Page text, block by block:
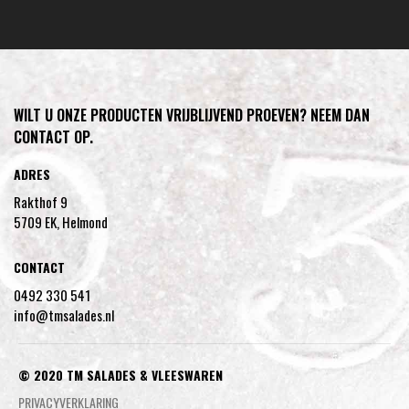
WILT U ONZE PRODUCTEN VRIJBLIJVEND PROEVEN? NEEM DAN
CONTACT OP.
ADRES
Rakthof 9
5709 EK, Helmond
CONTACT
0492 330 541
info@tmsalades.nl
© 2020 TM SALADES & VLEESWAREN
PRIVACYVERKLARING